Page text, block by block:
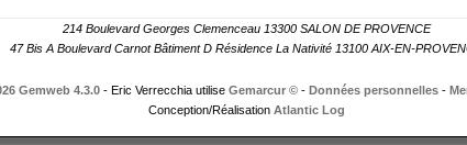
214 Boulevard Georges Clemenceau 13300 SALON DE PROVENCE
47 Bis A Boulevard Carnot Bâtiment D Résidence La Nativité 13100 AIX-EN-
Gemweb 4.3.0- Eric Verrecchia utilise Gemarcur ©- Données personnelles-
Conception/Réalisation Atlantic Log